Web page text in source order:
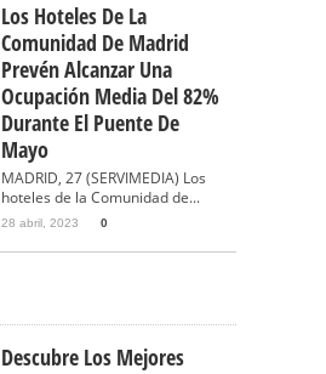
Los Hoteles De La
Comunidad De Madrid
Prevén Alcanzar Una
Ocupación Media Del 82%
Durante El Puente De
Mayo
MADRID, 27 (SERVIMEDIA) Los
hoteles de la Comunidad de...
28 abril, 2023 0
Descubre Los Mejores